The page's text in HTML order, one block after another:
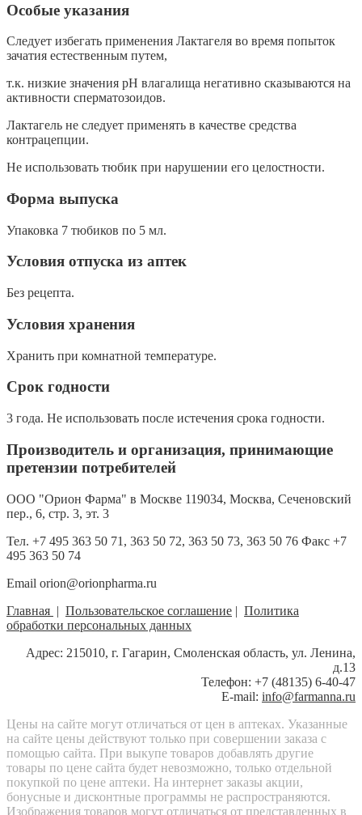
Особые указания
Следует избегать применения Лактагеля во время попыток
зачатия естественным путем,
т.к. низкие значения рН влагалища негативно сказываются на
активности сперматозоидов.
Лактагель не следует применять в качестве средства
контрацепции.
Не использовать тюбик при нарушении его целостности.
Форма выпуска
Упаковка 7 тюбиков по 5 мл.
Условия отпуска из аптек
Без рецепта.
Условия хранения
Хранить при комнатной температуре.
Срок годности
3 года. Не использовать после истечения срока годности.
Производитель и организация, принимающие
претензии потребителей
OOO "Орион Фарма" в Москве 119034, Москва, Сеченовский
пер., 6, стр. 3, эт. 3
Тел. +7 495 363 50 71, 363 50 72, 363 50 73, 363 50 76 Факс +7
495 363 50 74
Email orion@orionpharma.ru
Главная | Пользовательское соглашение | Политика
обработки персональных данных
Адрес: 215010, г. Гагарин, Смоленская область, ул. Ленина,
д.13
Телефон: +7 (48135) 6-40-47
E-mail: info@farmanna.ru
Цены на сайте могут отличаться от цен в аптеках. Указанные
на сайте цены действуют только при совершении заказа с
помощью сайта. При выкупе товаров добавлять другие
товары по цене сайта будет невозможно, только отдельной
покупкой по цене аптеки. На интернет заказы акции,
бонусные и дисконтные программы не распространяются.
Изображения товаров могут отличаться от представленных в